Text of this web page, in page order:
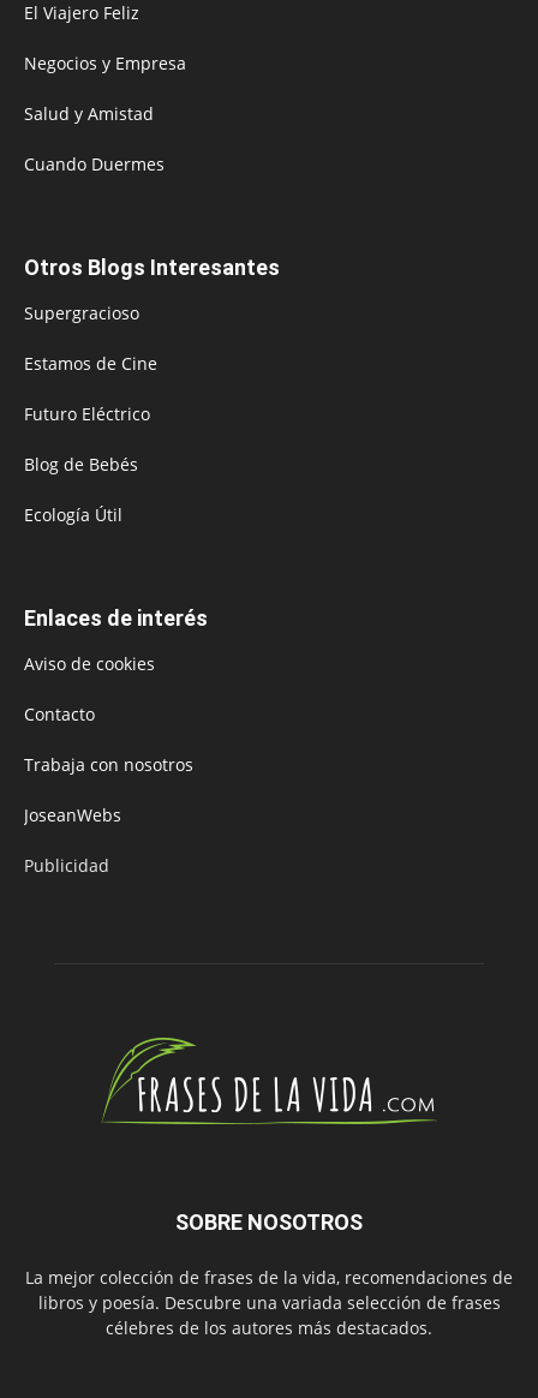
El Viajero Feliz
Negocios y Empresa
Salud y Amistad
Cuando Duermes
Otros Blogs Interesantes
Supergracioso
Estamos de Cine
Futuro Eléctrico
Blog de Bebés
Ecología Útil
Enlaces de interés
Aviso de cookies
Contacto
Trabaja con nosotros
JoseanWebs
Publicidad
SOBRE NOSOTROS
La mejor colección de frases de la vida, recomendaciones de
libros y poesía. Descubre una variada selección de frases
célebres de los autores más destacados.